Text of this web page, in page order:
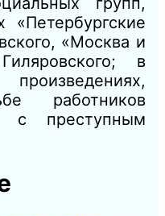
«Москва и
в
работников
с преступным